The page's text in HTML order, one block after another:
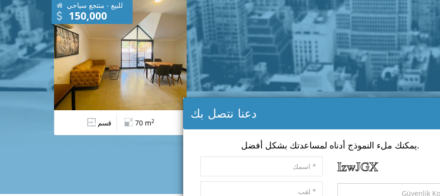
للبيع - منتجع سياحي
150,000
قسم 70 m2
جميع الإعلانات
دعنا نتصل بك
يمكنك ملء النموذج أدناه لمساعدتك بشكل أفضل.